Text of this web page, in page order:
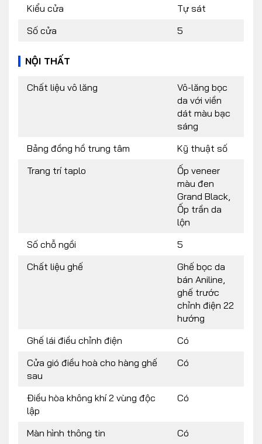
Kiểu cửa
Tự sát
Số cửa
5
NỘI THẤT
Chất liệu vô lăng
Vô-lăng bọc
da với viền
dát màu bạc
sáng
Bảng đồng hồ trung tâm
Kỹ thuật số
Trang trí taplo
Ốp veneer
màu đen
Grand Black,
Ốp trần da
lộn
Số chỗ ngồi
5
Chất liệu ghế
Ghế bọc da
bán Aniline,
ghế trước
chỉnh điện 22
hướng
Ghế lái điều chỉnh điện
Có
Cửa gió điều hoà cho hàng ghế
sau
Có
Điều hòa không khí 2 vùng độc
lập
Có
Màn hình thông tin Có